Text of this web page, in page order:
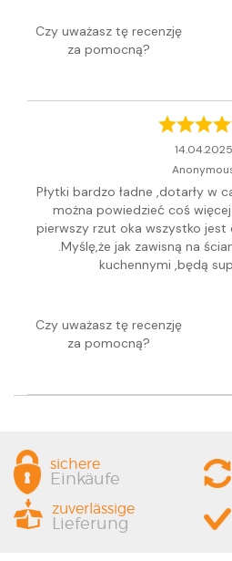
Czy uważasz tę recenzję
za pomocną?
14.04.2025
Płytki bardzo ładne ,dotarły w
można powiedzieć coś
pierwszy rzut oka wszystko jest
.Myślę,że jak zawisną na
kuchennymi ,będą
Czy uważasz tę recenzję
za pomocną?
sichere
Einkäufe
zuverlässige
Lieferung